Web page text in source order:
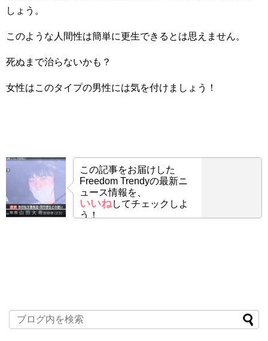
しょう。
このような人間性は簡単に更生できるとは思えません。
死ぬまで治らないかも？
女性はこのタイプの男性には気を付けましょう！
この記事をお届けした
Freedom Trendyの最新ニ
ュース情報を、
いいねしてチェックしよ
う！